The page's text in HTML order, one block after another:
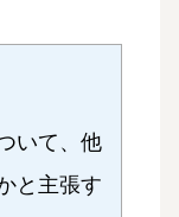
いて、他
と主張す